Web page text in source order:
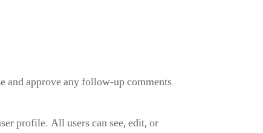
and approve any follow-up comments
profile. All users can see, edit, or